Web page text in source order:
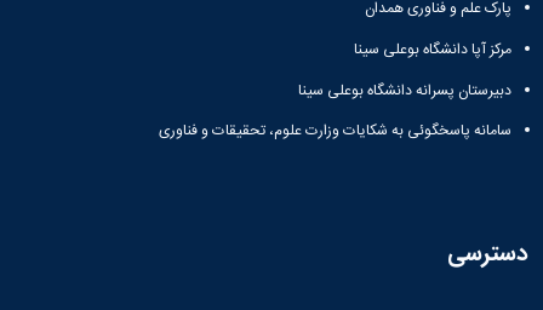
پارک علم و فناوری همدان
مرکز آپا دانشگاه بوعلی سینا
دبیرستان پسرانه دانشگاه بوعلی سینا
سامانه پاسخگوئی به شکایات وزارت علوم، تحقیقات و فناوری
دسترسی